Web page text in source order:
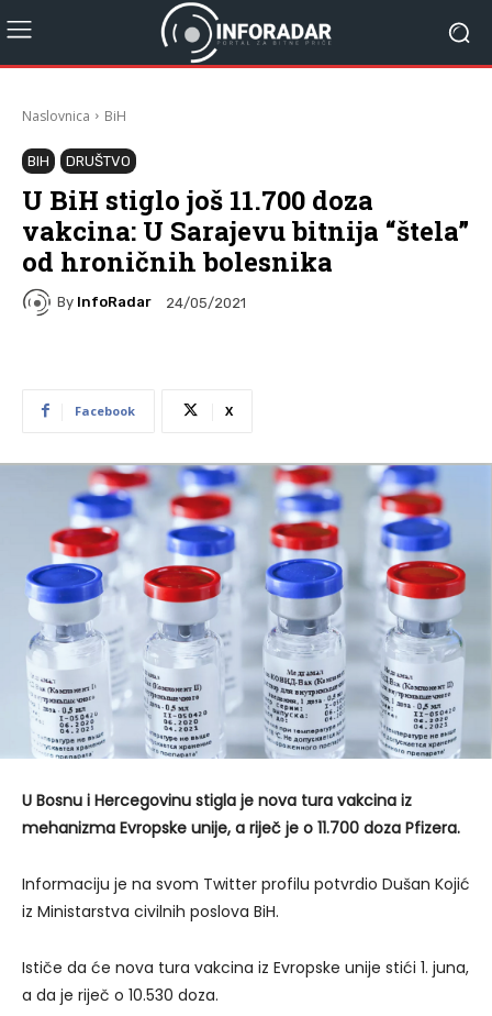
Naslovnica BiH
BIH DRUŠTVO
U BiH stiglo još 11.700 doza
vakcina: U Sarajevu bitnija “štela”
od hroničnih bolesnika
By InfoRadar 24/05/2021
Facebook X
U Bosnu i Hercegovinu stigla je nova tura vakcina iz
mehanizma Evropske unije, a riječ je o 11.700 doza Pfizera.
Informaciju je na svom Twitter profilu potvrdio Dušan Kojić
iz Ministarstva civilnih poslova BiH.
Ističe da će nova tura vakcina iz Evropske unije stići 1. juna,
a da je riječ o 10.530 doza.